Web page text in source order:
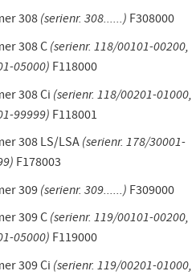
308 (serienr. 308......) F308000
308 C(serienr. 118/00101-00200,
05000) F118000
308 Ci (serienr. 118/00201-01000,
99999) F118001
308 LS/LSA (serienr. 178/30001-
F178003
309(serienr. 309......) F309000
309 C(serienr. 119/00101-00200,
05000) F119000
309 Ci (serienr. 119/00201-01000,